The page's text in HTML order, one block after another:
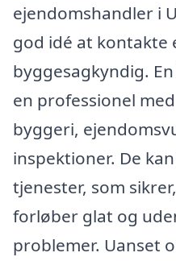
ejendomshandler i
god idé at kontakte
byggesagkyndig.
en professionel
byggeri,
inspektioner. De
tjenester, som
forløber glat og
problemer. Uanset